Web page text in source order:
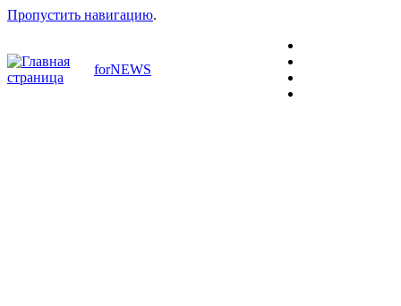
Пропустить навигацию.
forNEWS